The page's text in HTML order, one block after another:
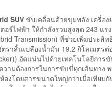
SUV ขับเคลื่อนด้วยขุมพลัง เครื่อ
อร์ไฟฟ้า ให้กำลังรวมสูงสุด 243 แ
Transmission) ที่ช่วยเพิ่มประ
ราสิ้นเปลืองน้ำมัน 19.2 กิโลเมตร
อัดแน่นไปด้วยเทคโนโลยีกา
วามต้องการในการขับขี่ทุกเส้นทา
งโดยสารขนาดใหญ่กว่าเมื่อเทียบ